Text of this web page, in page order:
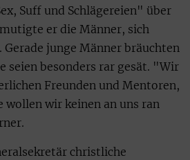
Suff und Schlägereien" über
er die Männer, sich
junge Männer bräuchten
seien besonders rar gesät. "Wir
Freunden und Mentoren,
wollen wir keinen an uns ran
christliche